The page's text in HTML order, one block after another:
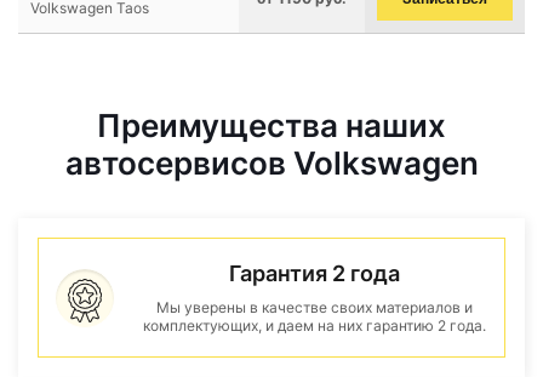
Volkswagen Taos
Преимущества наших
автосервисов Volkswagen
Гарантия 2 года
Мы уверены в качестве своих материалов и
комплектующих, и даем на них гарантию 2 года.